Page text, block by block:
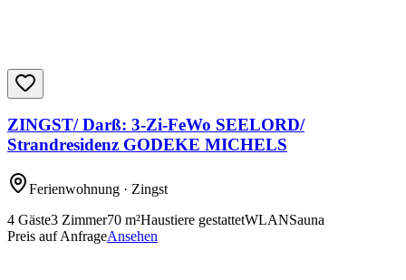
ZINGST/ Darß: 3-Zi-FeWo SEELORD/
Strandresidenz GODEKE MICHELS
Ferienwohnung · Zingst
4 Gäste3 Zimmer70 m²Haustiere gestattetWLANSauna
Preis auf AnfrageAnsehen